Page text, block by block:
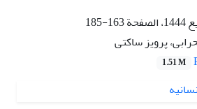
163-185
پرویز ساکتی
1.51 M